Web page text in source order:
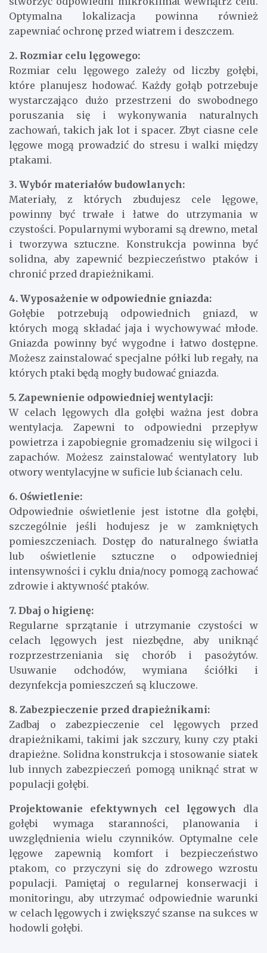
Optymalna lokalizacja powinna również
zapewniać ochronę przed wiatrem i deszczem.
2. Rozmiar celu lęgowego:
Rozmiar celu lęgowego zależy od liczby gołębi,
które planujesz hodować. Każdy gołąb potrzebuje
wystarczająco dużo przestrzeni do swobodnego
poruszania się i wykonywania naturalnych
zachowań, takich jak lot i spacer. Zbyt ciasne cele
lęgowe mogą prowadzić do stresu i walki między
ptakami.
3. Wybór materiałów budowlanych:
Materiały, z których zbudujesz cele lęgowe,
powinny być trwałe i łatwe do utrzymania w
czystości. Popularnymi wyborami są drewno, metal
i tworzywa sztuczne. Konstrukcja powinna być
solidna, aby zapewnić bezpieczeństwo ptaków i
chronić przed drapieżnikami.
4. Wyposażenie w odpowiednie gniazda:
Gołębie potrzebują odpowiednich gniazd, w
których mogą składać jaja i wychowywać młode.
Gniazda powinny być wygodne i łatwo dostępne.
Możesz zainstalować specjalne półki lub regały, na
których ptaki będą mogły budować gniazda.
5. Zapewnienie odpowiedniej wentylacji:
W celach lęgowych dla gołębi ważna jest dobra
wentylacja. Zapewni to odpowiedni przepływ
powietrza i zapobiegnie gromadzeniu się wilgoci i
zapachów. Możesz zainstalować wentylatory lub
otwory wentylacyjne w suficie lub ścianach celu.
6. Oświetlenie:
Odpowiednie oświetlenie jest istotne dla gołębi,
szczególnie jeśli hodujesz je w zamkniętych
pomieszczeniach. Dostęp do naturalnego światła
lub oświetlenie sztuczne o odpowiedniej
intensywności i cyklu dnia/nocy pomogą zachować
zdrowie i aktywność ptaków.
7. Dbaj o higienę:
Regularne sprzątanie i utrzymanie czystości w
celach lęgowych jest niezbędne, aby uniknąć
rozprzestrzeniania się chorób i pasożytów.
Usuwanie odchodów, wymiana ściółki i
dezynfekcja pomieszczeń są kluczowe.
8. Zabezpieczenie przed drapieżnikami:
Zadbaj o zabezpieczenie cel lęgowych przed
drapieżnikami, takimi jak szczury, kuny czy ptaki
drapieżne. Solidna konstrukcja i stosowanie siatek
lub innych zabezpieczeń pomogą uniknąć strat w
populacji gołębi.
Projektowanie efektywnych cel lęgowych dla
gołębi wymaga staranności, planowania i
uwzględnienia wielu czynników. Optymalne cele
lęgowe zapewnią komfort i bezpieczeństwo
ptakom, co przyczyni się do zdrowego wzrostu
populacji. Pamiętaj o regularnej konserwacji i
monitoringu, aby utrzymać odpowiednie warunki
w celach lęgowych i zwiększyć szanse na sukces w
hodowli gołębi.